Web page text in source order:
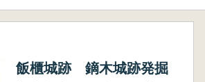
飯櫃城跡 鏑木城跡発掘